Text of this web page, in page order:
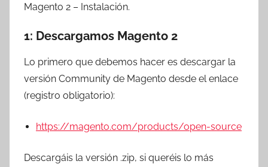
c
e
Magento 2 – Instalación.
1: Descargamos Magento 2
Lo primero que debemos hacer es descargar la
versión Community de Magento desde el enlace
(registro obligatorio):
https://magento.com/products/open-source
Descargáis la versión .zip, si queréis lo más